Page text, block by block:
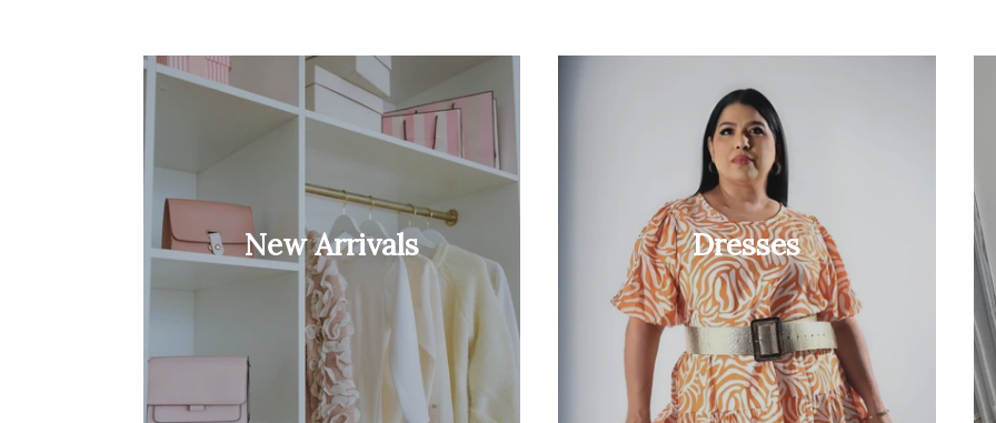
New Arrivals Dresses